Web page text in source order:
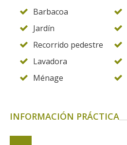
Barbacoa
Jardín
Recorrido pedestre
Lavadora
Ménage
INFORMACIÓN PRÁCTICA